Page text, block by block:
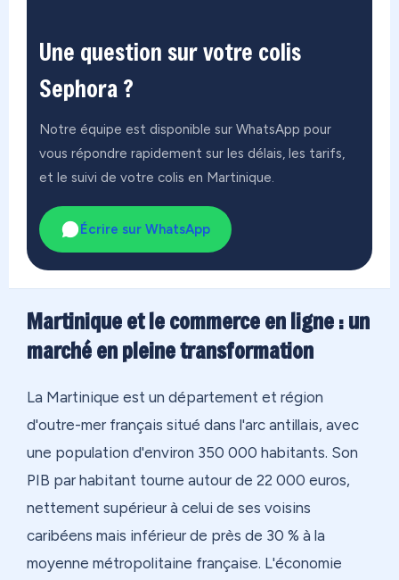
Une question sur votre colis
Sephora ?
Notre équipe est disponible sur WhatsApp pour
vous répondre rapidement sur les délais, les tarifs,
et le suivi de votre colis en Martinique.
Écrire sur WhatsApp
Martinique et le commerce en ligne : un
marché en pleine transformation
La Martinique est un département et région
d'outre-mer français situé dans l'arc antillais, avec
une population d'environ 350 000 habitants. Son
PIB par habitant tourne autour de 22 000 euros,
nettement supérieur à celui de ses voisins
caribéens mais inférieur de près de 30 % à la
moyenne métropolitaine française. L'économie